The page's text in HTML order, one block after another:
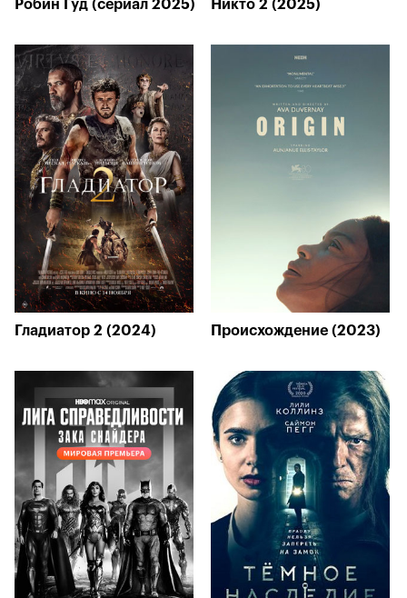
Робин Гуд (сериал 2025) Никто 2 (2025)
Гладиатор 2 (2024) Происхождение (2023)